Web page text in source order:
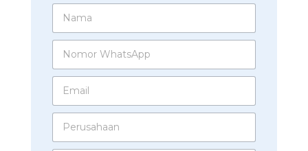
N
m
N
m
W
E
a
*
P
r